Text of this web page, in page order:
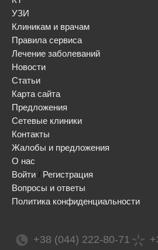
УЗИ
Клиникам и врачам
Правила сервиса
Лечение заболеваний
Новости
Статьи
Карта сайта
Предложения
Сетевые клиники
Контакты
Жалобы и предложения
О нас
Войти / Регистрация
Вопросы и ответы
Политика конфиденциальности
+38 (044) 222-80-71